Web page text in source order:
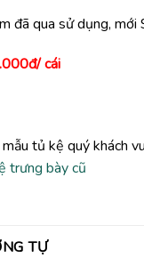
đã qua sử dụng, mới
cái
tủ kệ quý khách
trưng bày cũ
TỰ